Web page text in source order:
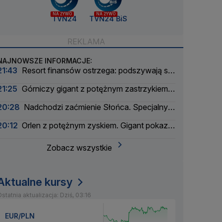
NA ŻYWO
TVN24
NA ŻYWO
TVN24 BiS
INFORMACJE:
Resort finansów ostrzega: podszywają się
Górniczy gigant z potężnym zastrzykiem
Nadchodzi zaćmienie Słońca. Specjalny
Orlen z potężnym zyskiem. Gigant pokazał
Zobacz wszystkie
kursy
aktualizacja: Dziś, 03:16
EUR/PLN